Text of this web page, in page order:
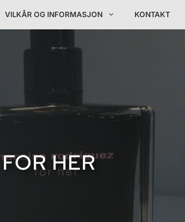
VILKÅR OG INFORMASJON KONTAKT
HER